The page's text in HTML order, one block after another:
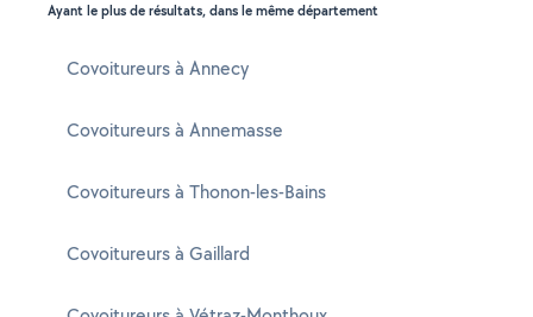
Ayant le plus de résultats, dans le même département
Covoitureurs à Annecy
Covoitureurs à Annemasse
Covoitureurs à Thonon-les-Bains
Covoitureurs à Gaillard